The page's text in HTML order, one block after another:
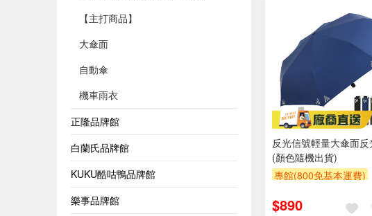
【主打商品】
大傘面
自動傘
機車雨衣
正隆品牌館
白蘭氏品牌館
KUKU酷咕鴨品牌館
樂事品牌館
反光信號輕量大傘面反
(顏色隨機出貨)
專館(800免基本運費)
$890